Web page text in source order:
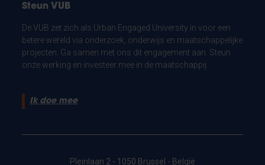
Steun VUB
De VUB zet zich als Urban Engaged University in voor een
betere wereld via onderzoek, onderwijs en maatschappelijke
projecten. Ga samen met ons dit engagement aan. Steun
onze werking en investeer mee in de maatschappij.
Ik doe mee
Pleinlaan 2 - 1050 Brussel - België